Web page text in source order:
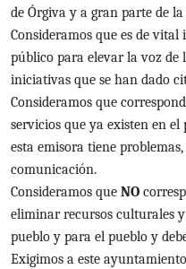
de Órgiva y a gran parte de
Consideramos que es de
público para elevar la voz
iniciativas que se han dado
Consideramos que
servicios que ya existen en
esta emisora tiene
comunicación.
Consideramos que NO
eliminar recursos culturales
pueblo y para el pueblo y
Exigimos a este